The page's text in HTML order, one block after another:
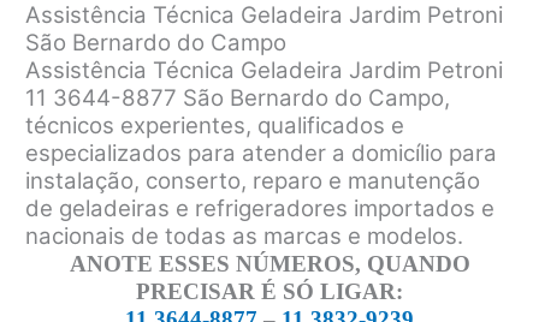
Assistência Técnica Geladeira Jardim Petroni
São Bernardo do Campo
Assistência Técnica Geladeira Jardim Petroni
11 3644-8877 São Bernardo do Campo,
técnicos experientes, qualificados e
especializados para atender a domicílio para
instalação, conserto, reparo e manutenção
de geladeiras e refrigeradores importados e
nacionais de todas as marcas e modelos.
ANOTE ESSES NÚMEROS, QUANDO
PRECISAR É SÓ LIGAR: